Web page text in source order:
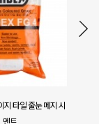
지 타일 줄눈 메지 시